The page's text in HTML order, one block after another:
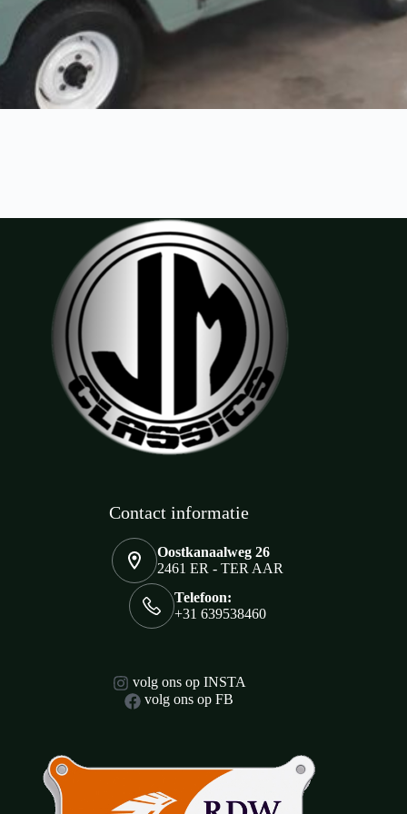
Contact informatie
Oostkanaalweg 26
2461 ER - TER AAR
Telefoon:
+31 639538460
volg ons op INSTA
volg ons op FB